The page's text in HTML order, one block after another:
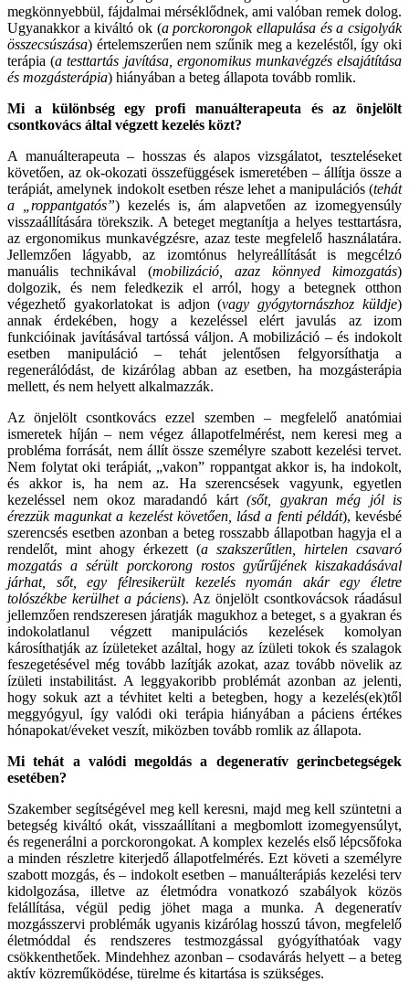
megkönnyebbül, fájdalmai mérséklődnek, ami valóban remek dolog.
Ugyanakkor a kiváltó ok (a porckorongok ellapulása és a csigolyák
összecsúszása) értelemszerűen nem szűnik meg a kezeléstől, így oki
terápia (a testtartás javítása, ergonomikus munkavégzés elsajátítása
és mozgásterápia) hiányában a beteg állapota tovább romlik.
Mi a különbség egy profi manuálterapeuta és az önjelölt
csontkovács által végzett kezelés közt?
A manuálterapeuta – hosszas és alapos vizsgálatot, teszteléseket
követően, az ok-okozati összefüggések ismeretében – állítja össze a
terápiát, amelynek indokolt esetben része lehet a manipulációs (tehát
a „roppantgatós”) kezelés is, ám alapvetően az izomegyensúly
visszaállítására törekszik. A beteget megtanítja a helyes testtartásra,
az ergonomikus munkavégzésre, azaz teste megfelelő használatára.
Jellemzően lágyabb, az izomtónus helyreállítását is megcélzó
manuális technikával (mobilizáció, azaz könnyed kimozgatás)
dolgozik, és nem feledkezik el arról, hogy a betegnek otthon
végezhető gyakorlatokat is adjon (vagy gyógytornászhoz küldje)
annak érdekében, hogy a kezeléssel elért javulás az izom
funkcióinak javításával tartóssá váljon. A mobilizáció – és indokolt
esetben manipuláció – tehát jelentősen felgyorsíthatja a
regenerálódást, de kizárólag abban az esetben, ha mozgásterápia
mellett, és nem helyett alkalmazzák.
Az önjelölt csontkovács ezzel szemben – megfelelő anatómiai
ismeretek híján – nem végez állapotfelmérést, nem keresi meg a
probléma forrását, nem állít össze személyre szabott kezelési tervet.
Nem folytat oki terápiát, „vakon” roppantgat akkor is, ha indokolt,
és akkor is, ha nem az. Ha szerencsések vagyunk, egyetlen
kezeléssel nem okoz maradandó kárt(sőt, gyakran még jól is
érezzük magunkat a kezelést követően, lásd a fenti példát), kevésbé
szerencsés esetben azonban a beteg rosszabb állapotban hagyja el a
rendelőt, mint ahogy érkezett (a szakszerűtlen, hirtelen csavaró
mozgatás a sérült porckorong rostos gyűrűjének kiszakadásával
járhat, sőt, egy félresikerült kezelés nyomán akár egy életre
tolószékbe kerülhet a páciens). Az önjelölt csontkovácsok ráadásul
jellemzően rendszeresen járatják magukhoz a beteget, s a gyakran és
indokolatlanul végzett manipulációs kezelések komolyan
károsíthatják az ízületeket azáltal, hogy az ízületi tokok és szalagok
feszegetésével még tovább lazítják azokat, azaz tovább növelik az
ízületi instabilitást. A leggyakoribb problémát azonban az jelenti,
hogy sokuk azt a tévhitet kelti a betegben, hogy a kezelés(ek)től
meggyógyul, így valódi oki terápia hiányában a páciens értékes
hónapokat/éveket veszít, miközben tovább romlik az állapota.
Mi tehát a valódi megoldás a degeneratív gerincbetegségek
esetében?
Szakember segítségével meg kell keresni, majd meg kell szüntetni a
betegség kiváltó okát, visszaállítani a megbomlott izomegyensúlyt,
és regenerálni a porckorongokat. A komplex kezelés első lépcsőfoka
a minden részletre kiterjedő állapotfelmérés. Ezt követi a személyre
szabott mozgás, és – indokolt esetben – manuálterápiás kezelési terv
kidolgozása, illetve az életmódra vonatkozó szabályok közös
felállítása, végül pedig jöhet maga a munka. A degeneratív
mozgásszervi problémák ugyanis kizárólag hosszú távon, megfelelő
életmóddal és rendszeres testmozgással gyógyíthatóak vagy
csökkenthetőek. Mindehhez azonban – csodavárás helyett – a beteg
aktív közreműködése, türelme és kitartása is szükséges.